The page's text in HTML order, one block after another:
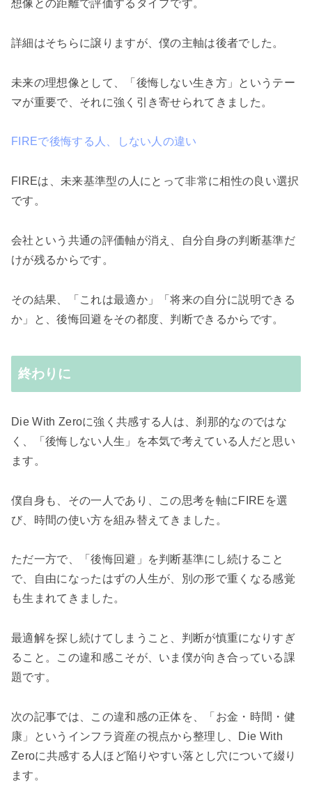
想像との距離で評価するタイプです。
詳細はそちらに譲りますが、僕の主軸は後者でした。
未来の理想像として、「後悔しない生き方」というテー
マが重要で、それに強く引き寄せられてきました。
FIREで後悔する人、しない人の違い
FIREは、未来基準型の人にとって非常に相性の良い選択
です。
会社という共通の評価軸が消え、自分自身の判断基準だ
けが残るからです。
その結果、「これは最適か」「将来の自分に説明できる
か」と、後悔回避をその都度、判断できるからです。
終わりに
Die With Zeroに強く共感する人は、刹那的なのではな
く、「後悔しない人生」を本気で考えている人だと思い
ます。
僕自身も、その一人であり、この思考を軸にFIREを選
び、時間の使い方を組み替えてきました。
ただ一方で、「後悔回避」を判断基準にし続けること
で、自由になったはずの人生が、別の形で重くなる感覚
も生まれてきました。
最適解を探し続けてしまうこと、判断が慎重になりすぎ
ること。この違和感こそが、いま僕が向き合っている課
題です。
次の記事では、この違和感の正体を、「お金・時間・健
康」というインフラ資産の視点から整理し、Die With
Zeroに共感する人ほど陥りやすい落とし穴について綴り
ます。